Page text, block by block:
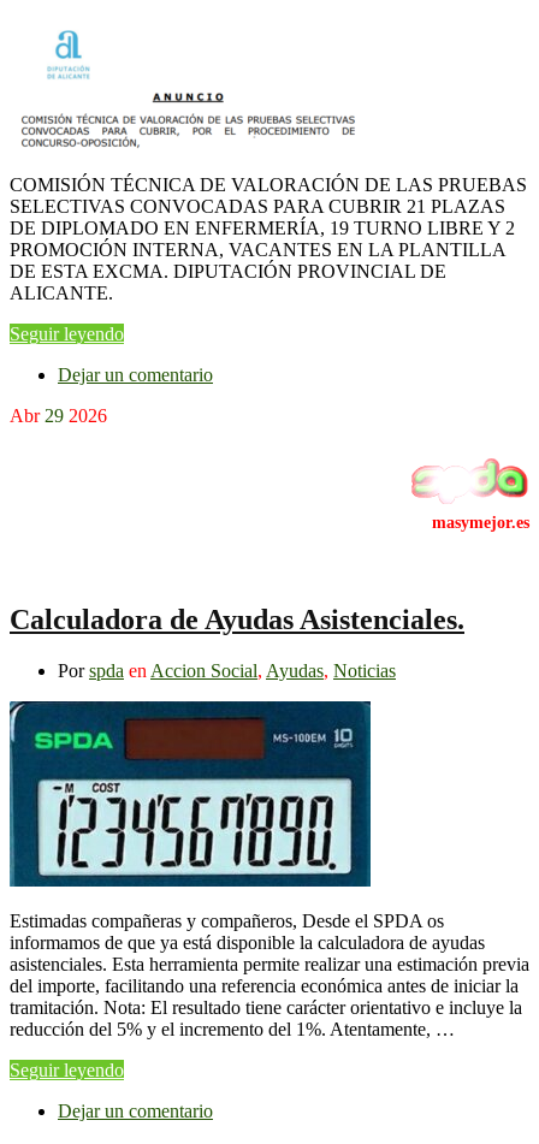
COMISIÓN TÉCNICA DE VALORACIÓN DE LAS PRUEBAS
SELECTIVAS CONVOCADAS PARA CUBRIR 21 PLAZAS
DE DIPLOMADO EN ENFERMERÍA, 19 TURNO LIBRE Y 2
PROMOCIÓN INTERNA, VACANTES EN LA PLANTILLA
DE ESTA EXCMA. DIPUTACIÓN PROVINCIAL DE
ALICANTE.
Seguir leyendo
Dejar un comentario
Abr 29 2026
Calculadora de Ayudas Asistenciales.
Porspda en Accion Social, Ayudas, Noticias
Estimadas compañeras y compañeros, Desde el SPDA os
informamos de que ya está disponible la calculadora de ayudas
asistenciales. Esta herramienta permite realizar una estimación previa
del importe, facilitando una referencia económica antes de iniciar la
tramitación. Nota: El resultado tiene carácter orientativo e incluye la
reducción del 5% y el incremento del 1%. Atentamente, …
Seguir leyendo
Dejar un comentario